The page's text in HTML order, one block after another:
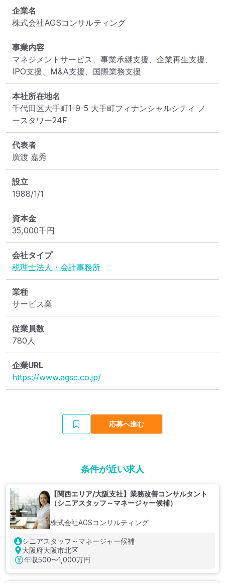
企業名
株式会社AGSコンサルティング
事業内容
マネジメントサービス、事業承継支援、企業再生支援、
IPO支援、M&A支援、国際業務支援
本社所在地名
千代田区大手町1-9-5 大手町フィナンシャルシティ ノ
ースタワー24F
代表者
廣渡 嘉秀
設立
1988/1/1
資本金
35,000千円
会社タイプ
税理士法人・会計事務所
業種
サービス業
従業員数
780人
企業URL
https://www.agsc.co.jp/
応募へ進む
条件が近い求人
【関西エリア/大阪支社】業務改善コンサルタント
（シニアスタッフ～マネージャー候補）
株式会社AGSコンサルティング
シニアスタッフ～マネージャー候補
大阪府大阪市北区
年収500〜1,000万円